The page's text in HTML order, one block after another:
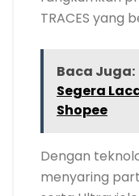
serta
attack Buat
selama
penggunaan
mobil jadi